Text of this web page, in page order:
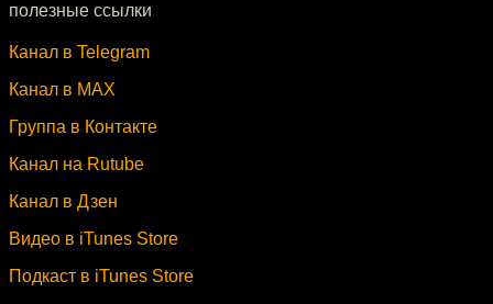
полезные ссылки
Канал в Telegram
Канал в MAX
Группа в Контакте
Канал на Rutube
Канал в Дзен
Видео в iTunes Store
Подкаст в iTunes Store